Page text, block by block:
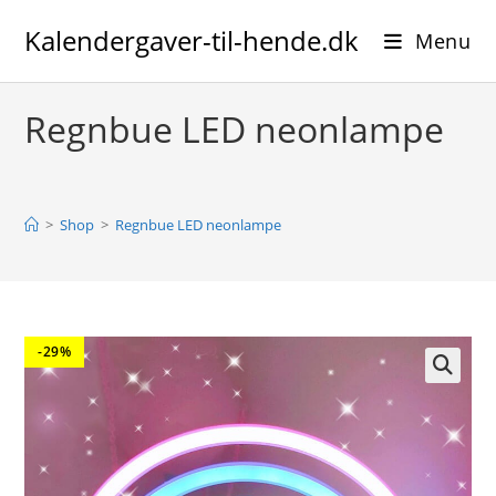
Kalendergaver-til-hende.dk Menu
Regnbue LED neonlampe
> Shop > Regnbue LED neonlampe
-29%